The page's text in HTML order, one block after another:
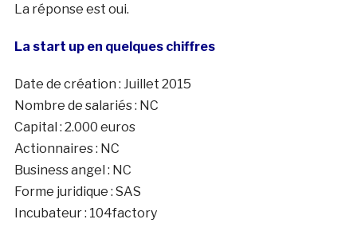
La réponse est oui.
La start up en quelques chiffres
Date de création : Juillet 2015
Nombre de salariés : NC
Capital : 2.000 euros
Actionnaires : NC
Business angel : NC
Forme juridique : SAS
Incubateur : 104factory